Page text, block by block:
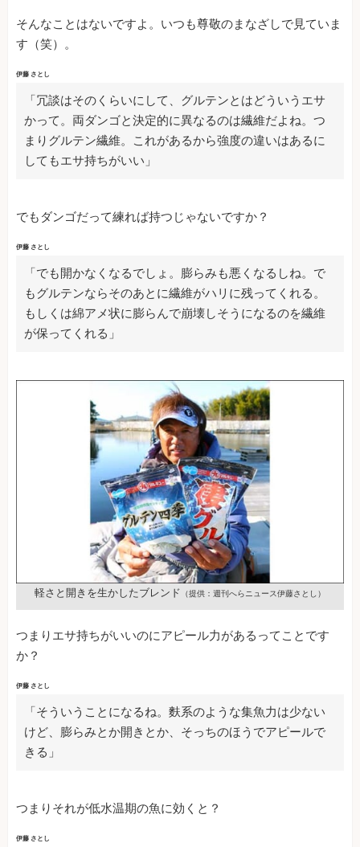
そんなことはないですよ。いつも尊敬のまなざしで見ていま
す（笑）。
伊藤 さとし
「冗談はそのくらいにして、グルテンとはどういうエサ
かって。両ダンゴと決定的に異なるのは繊維だよね。つ
まりグルテン繊維。これがあるから強度の違いはあるに
してもエサ持ちがいい」
でもダンゴだって練れば持つじゃないですか？
伊藤 さとし
「でも開かなくなるでしょ。膨らみも悪くなるしね。で
もグルテンならそのあとに繊維がハリに残ってくれる。
もしくは綿アメ状に膨らんで崩壊しそうになるのを繊維
が保ってくれる」
軽さと開きを生かしたブレンド （提供：週刊へらニュース伊藤さとし）
つまりエサ持ちがいいのにアピール力があるってことです
か？
伊藤 さとし
「そういうことになるね。麩系のような集魚力は少ない
けど、膨らみとか開きとか、そっちのほうでアピールで
きる」
つまりそれが低水温期の魚に効くと？
伊藤 さとし